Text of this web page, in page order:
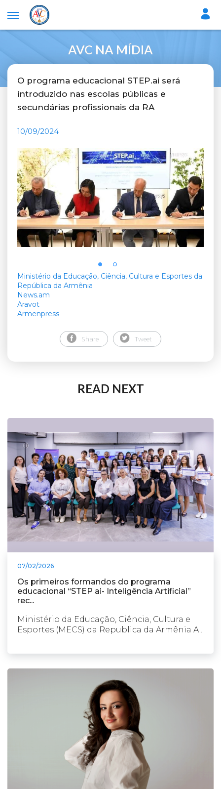
AVC NA MÍDIA
O programa educacional STEP.ai será
introduzido nas escolas públicas e
secundárias profissionais da RA
10/09/2024
Ministério da Educação, Ciência, Cultura e Esportes da
República da Armênia
News.am
Aravot
Armenpress
Share Tweet
READ NEXT
07/02/2026
Os primeiros formandos do programa
educacional “STEP ai- Inteligência Artificial”
rec...
Ministério da Educação, Ciência, Cultura e
Esportes (MECS) da Republica da Armênia A...